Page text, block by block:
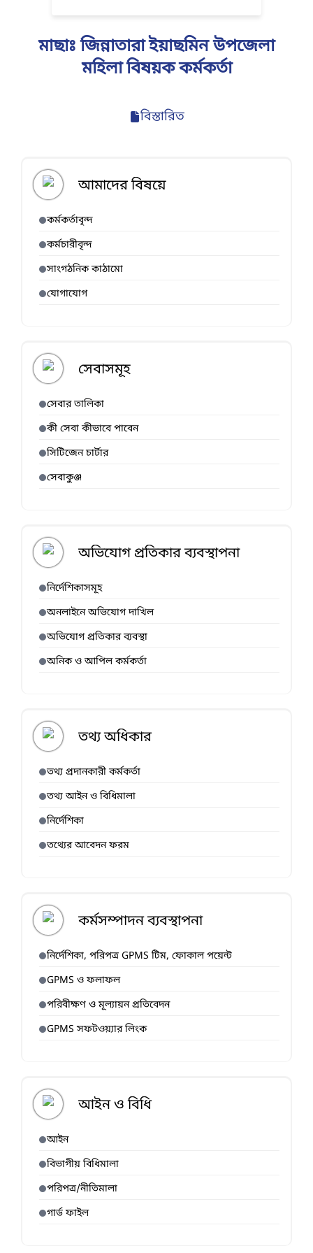
মাছাঃ জিন্নাতারা ইয়াছমিন উপজেলা
মহিলা বিষয়ক কর্মকর্তা
বিস্তারিত
আমাদের বিষয়ে
কর্মকর্তাবৃন্দ
কর্মচারীবৃন্দ
সাংগঠনিক কাঠামো
যোগাযোগ
সেবাসমূহ
সেবার তালিকা
কী সেবা কীভাবে পাবেন
সিটিজেন চার্টার
সেবাকুঞ্জ
অভিযোগ প্রতিকার ব্যবস্থাপনা
নির্দেশিকাসমূহ
অনলাইনে অভিযোগ দাখিল
অভিযোগ প্রতিকার ব্যবস্থা
অনিক ও আপিল কর্মকর্তা
তথ্য অধিকার
তথ্য প্রদানকারী কর্মকর্তা
তথ্য আইন ও বিধিমালা
নির্দেশিকা
তথ্যের আবেদন ফরম
কর্মসম্পাদন ব্যবস্থাপনা
নির্দেশিকা, পরিপত্র GPMS টিম, ফোকাল পয়েন্ট
GPMS ও ফলাফল
পরিবীক্ষণ ও মূল্যায়ন প্রতিবেদন
GPMS সফটওয়্যার লিংক
আইন ও বিধি
আইন
বিভাগীয় বিধিমালা
পরিপত্র/নীতিমালা
গার্ড ফাইল